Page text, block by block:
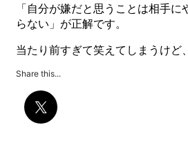
「自分が嫌だと思うことは相手
らない」が正解です。
当たり前すぎて笑えてしまうけど
Share this...